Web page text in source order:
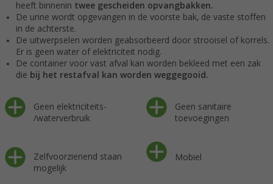
heeft binnenin twee gescheiden opvangbakken.
De urine wordt opgevangen in de voorste bak, de vaste stoffen
in de achterste.
De uitwerpselen worden geabsorbeerd door strooisel of korrels.
Er is geen water of elektriciteit nodig.
De container voor vast afval kan worden bekleed met een zak
die bij het restafval kan worden weggegooid.
Geen elektriciteits-
/waterverbruik
Geen sanitaire
toevoegingen
Zelfvoorzienend staan
mogelijk
Mobiel